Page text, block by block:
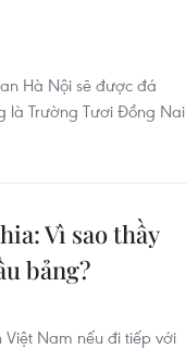
Hà Nội sẽ được đá
là Trường Tươi Đồng Nai
Vì sao thầy
bảng?
Việt Nam nếu đi tiếp với